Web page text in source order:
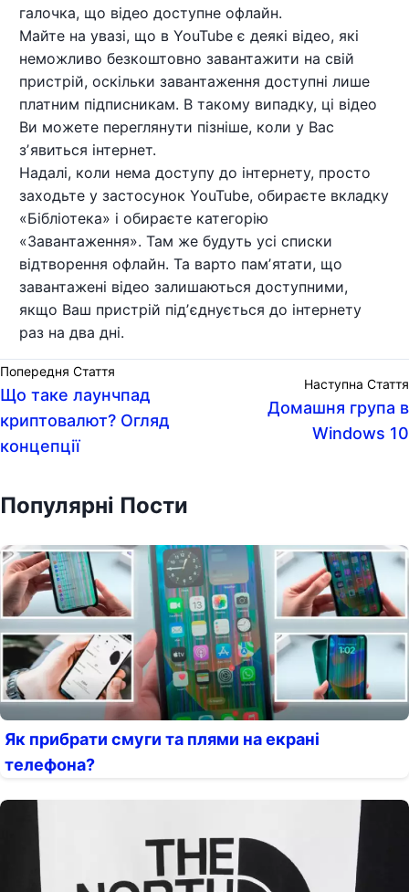
галочка, що відео доступне офлайн.
Майте на увазі, що в YouTube є деякі відео, які
неможливо безкоштовно завантажити на свій
пристрій, оскільки завантаження доступні лише
платним підписникам. В такому випадку, ці відео
Ви можете переглянути пізніше, коли у Вас
зʼявиться інтернет.
Надалі, коли нема доступу до інтернету, просто
заходьте у застосунок YouTube, обираєте вкладку
«Бібліотека» і обираєте категорію
«Завантаження». Там же будуть усі списки
відтворення офлайн. Та варто памʼятати, що
завантажені відео залишаються доступними,
якщо Ваш пристрій підʼєднується до інтернету
раз на два дні.
Попередня Стаття
Що таке лаунчпад
криптовалют? Огляд
концепції
Наступна Стаття
Домашня група в
Windows 10
Популярні Пости
Як прибрати смуги та плями на екрані
телефона?